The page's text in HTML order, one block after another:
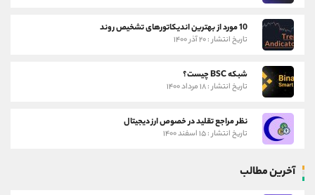
10 مورد از بهترین اندیکاتورهای تشخیص روند
تاریخ انتشار : ۲۰ آذر ۱۴۰۰
شبکه BSC چیست؟
تاریخ انتشار : ۱۸ مرداد ۱۴۰۰
نظر مراجع تقلید در خصوص ارز دیجیتال
تاریخ انتشار : ۱۵ اسفند ۱۴۰۰
آخرین مطالب